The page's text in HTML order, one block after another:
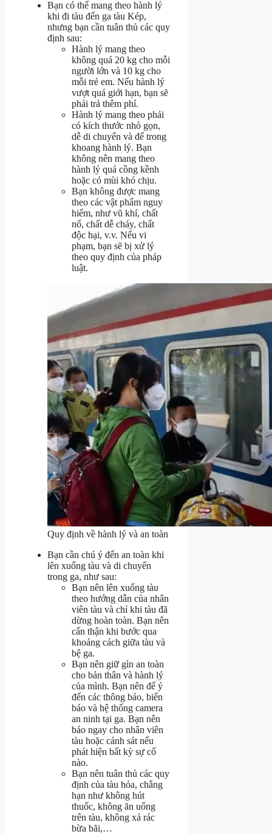
Bạn có thể mang theo hành lý
khi đi tàu đến ga tàu Kép,
nhưng bạn cần tuân thủ các quy
định sau:
Hành lý mang theo
không quá 20 kg cho mỗi
người lớn và 10 kg cho
mỗi trẻ em. Nếu hành lý
vượt quá giới hạn, bạn sẽ
phải trả thêm phí.
Hành lý mang theo phải
có kích thước nhỏ gọn,
dễ di chuyển và để trong
khoang hành lý. Bạn
không nên mang theo
hành lý quá cồng kềnh
hoặc có mùi khó chịu.
Bạn không được mang
theo các vật phẩm nguy
hiểm, như vũ khí, chất
nổ, chất dễ cháy, chất
độc hại, v.v. Nếu vi
phạm, bạn sẽ bị xử lý
theo quy định của pháp
luật.
Quy định về hành lý và an toàn
Bạn cần chú ý đến an toàn khi
lên xuống tàu và di chuyển
trong ga, như sau:
Bạn nên lên xuống tàu
theo hướng dẫn của nhân
viên tàu và chỉ khi tàu đã
dừng hoàn toàn. Bạn nên
cẩn thận khi bước qua
khoảng cách giữa tàu và
bệ ga.
Bạn nên giữ gìn an toàn
cho bản thân và hành lý
của mình. Bạn nên để ý
đến các thông báo, biển
báo và hệ thống camera
an ninh tại ga. Bạn nên
báo ngay cho nhân viên
tàu hoặc cảnh sát nếu
phát hiện bất kỳ sự cố
nào.
Bạn nên tuân thủ các quy
định của tàu hỏa, chẳng
hạn như không hút
thuốc, không ăn uống
trên tàu, không xả rác
bừa bãi,…